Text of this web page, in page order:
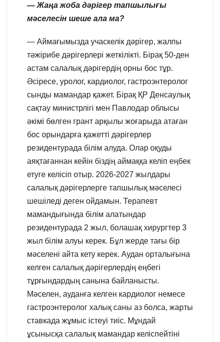
— Жаңа жоба дәрігер тапшылығы
мәселесін шеше ала ма?
— Аймағымызда учаскелік дәрігер, жалпы
тәжірибе дәрігерлері жеткілікті. Бірақ 50-ден
астам салалық дәрігердің орны бос тұр.
Әсіресе, уролог, кардиолог, гастроэнтеролог
сынды мамандар қажет. Бірақ ҚР Денсаулық
сақтау министрлігі мен Павлодар облысы
әкімі бөлген грант арқылы жоғарыда атаған
бос орындарға қажетті дәрігерлер
резидентурада білім алуда. Олар оқуды
аяқтағаннан кейін біздің аймаққа келіп еңбек
етуге келісіп отыр. 2026-2027 жылдары
салалық дәрігерлерге тапшылық мәселесі
шешіледі деген ойдамын. Терапевт
мамандығында білім алатындар
резидентурада 2 жыл, болашақ хирургтер 3
жыл білім алуы керек. Бұл жерде тағы бір
мәселені айта кету керек. Аудан орталығына
келген салалық дәрігерлердің еңбегі
тұрғындардың санына байланысты.
Мәселен, ауданға келген кардиолог немесе
гастроэнтеролог халық саны аз болса, жарты
ставкада жұмыс істеуі тиіс. Мұндай
ұсынысқа салалық мамандар келіспейтіні